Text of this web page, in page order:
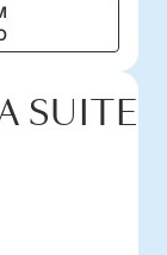
SUITE